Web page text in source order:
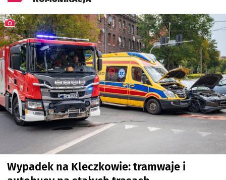
Wypadek na Kleczkowie: tramwaje i